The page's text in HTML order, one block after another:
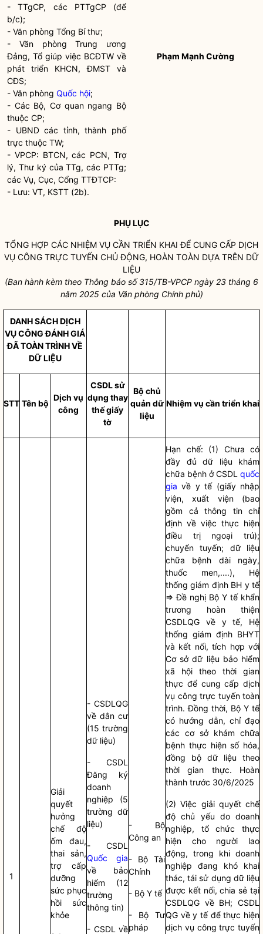
- TTgCP, các PTTgCP (để
b/c);
- Văn phòng Tổng Bí thư;
- Văn phòng Trung ương
Đảng, Tổ giúp việc BCĐTW về
phát triển KHCN, ĐMST và
CĐS;
- Văn phòngQuốc hội;
- Các Bộ, Cơ quan ngang Bộ
thuộc CP;
- UBND các tỉnh, thành phố
trực thuộc TW;
- VPCP: BTCN, các PCN, Trợ
lý, Thư ký của TTg, các PTTg;
các Vụ, Cục, Cổng TTĐTCP:
- Lưu: VT, KSTT (2b).
Phạm Mạnh Cường
PHỤ LỤC
TỔNG HỢP CÁC NHIỆM VỤ CẦN TRIỂN KHAI ĐỂ CUNG CẤP DỊCH
VỤ CÔNG TRỰC TUYẾN CHỦ ĐỘNG, HOÀN TOÀN DỰA TRÊN DỮ
LIỆU
(Ban hành kèm theo Thông báo số 315/TB-VPCP ngày 23 tháng 6
năm 2025 của Văn phòng Chính phủ)
DANH SÁCH DỊCH
VỤ CÔNG ĐÁNH GIÁ
ĐÃ TOÀN TRÌNH VỀ
DỮ LIỆU
STT Tên bộ
Dịch vụ
công
CSDL sử
dụng thay
thế giấy
tờ
Bộ chủ
quản dữ
liệu
Nhiệm vụ cần triển khai
1
Giải
quyết
hưởng
chế độ
ốm đau,
thai sản,
trợ cấp
dưỡng
sức phục
hồi sức
khỏe
- CSDLQG
về dân cư
(15 trường
dữ liệu)
- CSDL
Đăng ký
doanh
nghiệp (5
trường dữ
liệu)
- CSDL
Quốc gia
về bảo
hiểm (12
trường
thông tin)
- CSDL về
- Bộ
Công an
- Bộ Tài
Chính
- Bộ Y tế
- Bộ Tư
pháp
Hạn chế: (1) Chưa có
đầy đủ dữ liệu khám
chữa bệnh ở CSDL quốc
gia về y tế (giấy nhập
viện, xuất viện (bao
gồm cả thông tin chỉ
định về việc thực hiện
điều trị ngoại trú);
chuyển tuyến; dữ liệu
chữa bệnh dài ngày,
thuốc men,....), Hệ
thống giám định BH y tế
=> Đề nghị Bộ Y tế khẩn
trương hoàn thiện
CSDLQG về y tế, Hệ
thống giám định BHYT
và kết nối, tích hợp với
Cơ sở dữ liệu bảo hiểm
xã hội theo thời gian
thực để cung cấp dịch
vụ công trực tuyến toàn
trình. Đồng thời, Bộ Y tế
có hướng dẫn, chỉ đạo
các cơ sở khám chữa
bệnh thực hiện số hóa,
đồng bộ dữ liệu theo
thời gian thực. Hoàn
thành trước 30/6/2025
(2) Việc giải quyết chế
độ chủ yếu do doanh
nghiệp, tổ chức thực
hiện cho người lao
động, trong khi doanh
nghiệp đang khó khai
thác, tái sử dụng dữ liệu
được kết nối, chia sẻ tại
CSDLQG về BH; CSDL
QG về y tế để thực hiện
dịch vụ công trực tuyến